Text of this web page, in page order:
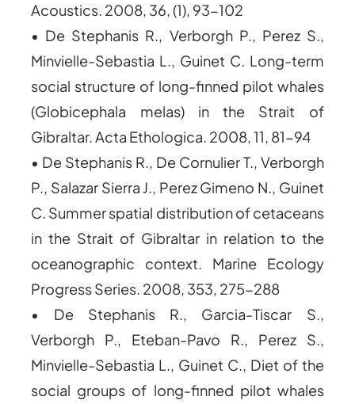
Acoustics. 2008, 36, (1), 93-102
• De Stephanis R., Verborgh P., Perez S.,
Minvielle-Sebastia L., Guinet C. Long-term
social structure of long-finned pilot whales
(Globicephala melas) in the Strait of
Gibraltar. Acta Ethologica. 2008, 11, 81-94
• De Stephanis R., De Cornulier T., Verborgh
P., Salazar Sierra J., Perez Gimeno N., Guinet
C. Summer spatial distribution of cetaceans
in the Strait of Gibraltar in relation to the
oceanographic context. Marine Ecology
Progress Series. 2008, 353, 275-288
• De Stephanis R., Garcia-Tiscar S.,
Verborgh P., Eteban-Pavo R., Perez S.,
Minvielle-Sebastia L., Guinet C., Diet of the
social groups of long-finned pilot whales